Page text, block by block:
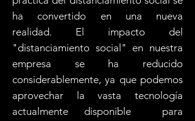
ha convertido en una nueva
realidad. El impacto del
"distanciamiento social" en nuestra
empresa se ha reducido
considerablemente, ya que podemos
aprovechar la vasta tecnología
actualmente disponible para